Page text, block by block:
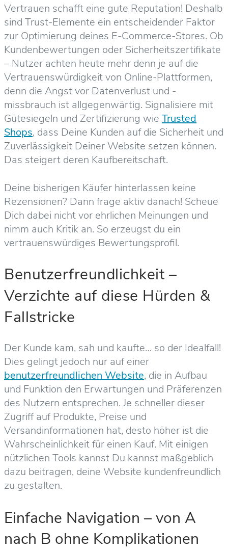
Vertrauen schafft eine gute Reputation! Deshalb
sind Trust-Elemente ein entscheidender Faktor
zur Optimierung deines E-Commerce-Stores. Ob
Kundenbewertungen oder Sicherheitszertifikate
– Nutzer achten heute mehr denn je auf die
Vertrauenswürdigkeit von Online-Plattformen,
denn die Angst vor Datenverlust und -
missbrauch ist allgegenwärtig. Signalisiere mit
Gütesiegeln und Zertifizierung wie Trusted
Shops, dass Deine Kunden auf die Sicherheit und
Zuverlässigkeit Deiner Website setzen können.
Das steigert deren Kaufbereitschaft.
Deine bisherigen Käufer hinterlassen keine
Rezensionen? Dann frage aktiv danach! Scheue
Dich dabei nicht vor ehrlichen Meinungen und
nimm auch Kritik an. So erzeugst du ein
vertrauenswürdiges Bewertungsprofil.
Benutzerfreundlichkeit –
Verzichte auf diese Hürden &
Fallstricke
Der Kunde kam, sah und kaufte… so der Idealfall!
Dies gelingt jedoch nur auf einer
benutzerfreundlichen Website, die in Aufbau
und Funktion den Erwartungen und Präferenzen
des Nutzern entsprechen. Je schneller dieser
Zugriff auf Produkte, Preise und
Versandinformationen hat, desto höher ist die
Wahrscheinlichkeit für einen Kauf. Mit einigen
nützlichen Tools kannst Du kannst maßgeblich
dazu beitragen, deine Website kundenfreundlich
zu gestalten.
Einfache Navigation – von A
nach B ohne Komplikationen